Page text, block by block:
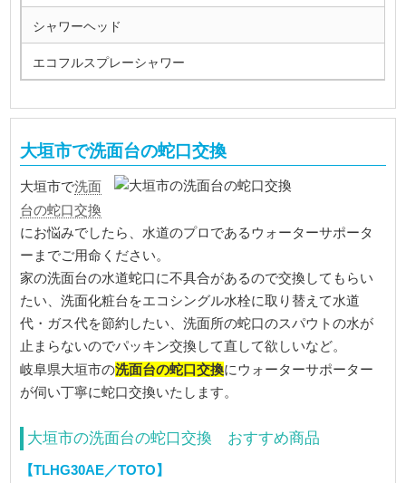
シャワーヘッド
エコフルスプレーシャワー
大垣市で洗面台の蛇口交換
大垣市で洗面
台の蛇口交換
にお悩みでしたら、水道のプロであるウォーターサポータ
ーまでご用命ください。
家の洗面台の水道蛇口に不具合があるので交換してもらい
たい、洗面化粧台をエコシングル水栓に取り替えて水道
代・ガス代を節約したい、洗面所の蛇口のスパウトの水が
止まらないのでパッキン交換して直して欲しいなど。
岐阜県大垣市の洗面台の蛇口交換にウォーターサポーター
が伺い丁寧に蛇口交換いたします。
大垣市の洗面台の蛇口交換 おすすめ商品
【TLHG30AE／TOTO】